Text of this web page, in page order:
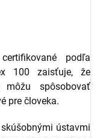
podľa
100 zaisťuje, že
spôsobovať
pre človeka.
ústavmi